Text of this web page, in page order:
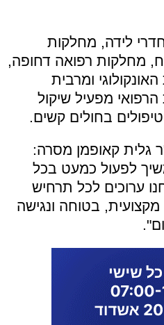
לידה, מחלקות
מחלקות רפואה דחופה,
ומרבית
מפעיל שיקול
בחולים קשים.
גלית קאופמן מסרה:
לפעול כמעט בכל
ערוכים לכל תרחיש
מקצועית, בטוחה ונגישה